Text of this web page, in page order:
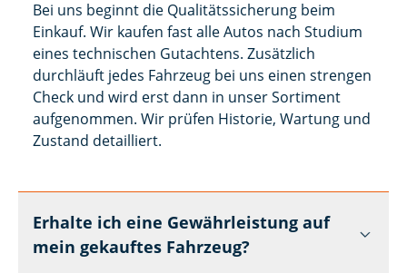
Bei uns beginnt die Qualitätssicherung beim
Einkauf. Wir kaufen fast alle Autos nach Studium
eines technischen Gutachtens. Zusätzlich
durchläuft jedes Fahrzeug bei uns einen strengen
Check und wird erst dann in unser Sortiment
aufgenommen. Wir prüfen Historie, Wartung und
Zustand detailliert.
Erhalte ich eine Gewährleistung auf
mein gekauftes Fahrzeug?